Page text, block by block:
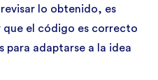
lo obtenido, es
que el código es correcto
para adaptarse a la idea